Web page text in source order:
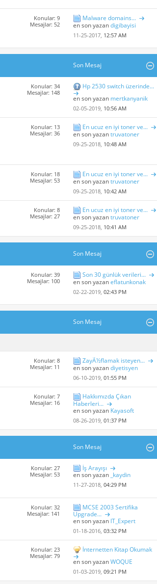
Konular: 9
Mesajlar: 52
Malware domains...
en son yazandigibayisi
11-25-2017, 12:57 AM
Son Mesaj
Konular: 34
Mesajlar: 148
Hp 2530 switch üzerinde...
en son yazan mertkanyanik
02-05-2019, 10:56 AM
Konular: 13
Mesajlar: 36
En ucuz en iyi toner ve...
en son yazantruvatoner
09-25-2018, 10:48 AM
Konular: 18
Mesajlar: 53
En ucuz en iyi toner ve...
en son yazantruvatoner
09-25-2018, 10:42 AM
Konular: 8
Mesajlar: 27
En ucuz en iyi toner ve...
en son yazantruvatoner
09-25-2018, 10:41 AM
Son Mesaj
Konular: 39
Mesajlar: 100
Son 30 günlük verileri...
en son yazaneflatunkonak
02-22-2019, 02:43 PM
Son Mesaj
Konular: 8
Mesajlar: 11
ZayÃ½flamak isteyen...
en son yazandiyetisyen
06-10-2019, 01:55 PM
Konular: 7
Mesajlar: 16
Hakkımızda Çıkan
Haberleri...
en son yazan Kayasoft
08-26-2019, 01:37 PM
Son Mesaj
Konular: 27
Mesajlar: 53
İş Arayışı
en son yazan _kaydin
11-27-2018, 04:29 PM
Konular: 32
Mesajlar: 141
MCSE 2003 Sertifika
Upgrade...
en son yazan IT_Expert
01-18-2016, 03:32 PM
Konular: 23
Mesajlar: 79
İnternetten Kitap Okumak
en son yazanWOQUE
01-03-2019, 09:21 PM